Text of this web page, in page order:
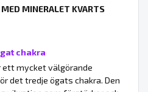
MINERALET KVARTS
chakra
ett mycket välgörande
det tredje ögats chakra. Den